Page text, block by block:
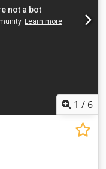
de
máxima de la
hora
1 / 6